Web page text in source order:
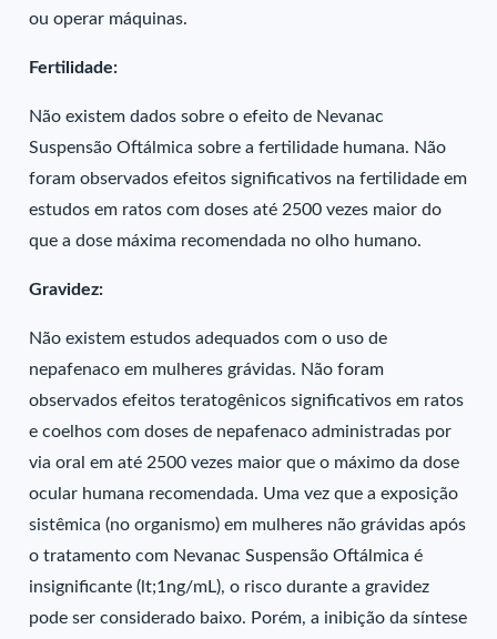
ou operar máquinas.
Fertilidade:
Não existem dados sobre o efeito de Nevanac
Suspensão Oftálmica sobre a fertilidade humana. Não
foram observados efeitos significativos na fertilidade em
estudos em ratos com doses até 2500 vezes maior do
que a dose máxima recomendada no olho humano.
Gravidez:
Não existem estudos adequados com o uso de
nepafenaco em mulheres grávidas. Não foram
observados efeitos teratogênicos significativos em ratos
e coelhos com doses de nepafenaco administradas por
via oral em até 2500 vezes maior que o máximo da dose
ocular humana recomendada. Uma vez que a exposição
sistêmica (no organismo) em mulheres não grávidas após
o tratamento com Nevanac Suspensão Oftálmica é
insignificante (lt;1ng/mL), o risco durante a gravidez
pode ser considerado baixo. Porém, a inibição da síntese